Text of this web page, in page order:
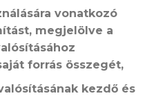
vonatkozó
megjelölve a
forrás összegét,
kezdő és